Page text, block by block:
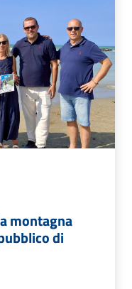
montagna
di